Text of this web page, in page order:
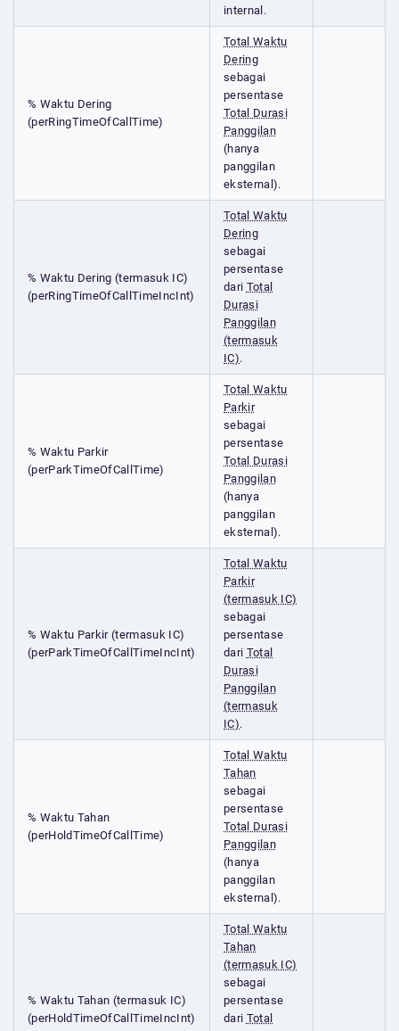
internal.
% Waktu Dering
(perRingTimeOfCallTime)
Total Waktu
Dering
sebagai
persentase
Total Durasi
Panggilan
(hanya
panggilan
eksternal).
% Waktu Dering (termasuk IC)
(perRingTimeOfCallTimeIncInt)
Total Waktu
Dering
sebagai
persentase
dari Total
Durasi
Panggilan
(termasuk
IC).
% Waktu Parkir
(perParkTimeOfCallTime)
Total Waktu
Parkir
sebagai
persentase
Total Durasi
Panggilan
(hanya
panggilan
eksternal).
% Waktu Parkir (termasuk IC)
(perParkTimeOfCallTimeIncInt)
Total Waktu
Parkir
(termasuk IC)
sebagai
persentase
dari Total
Durasi
Panggilan
(termasuk
IC).
% Waktu Tahan
(perHoldTimeOfCallTime)
Total Waktu
Tahan
sebagai
persentase
Total Durasi
Panggilan
(hanya
panggilan
eksternal).
% Waktu Tahan (termasuk IC)
(perHoldTimeOfCallTimeIncInt)
Total Waktu
Tahan
(termasuk IC)
sebagai
persentase
dari Total